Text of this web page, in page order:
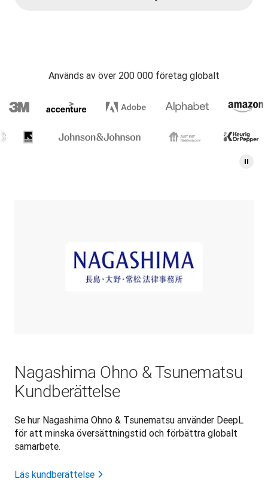
Används av över 200 000 företag globalt
Nagashima Ohno & Tsunematsu
Kundberättelse
Se hur Nagashima Ohno & Tsunematsu använder DeepL
för att minska översättningstid och förbättra globalt
samarbete.
Läs kundberättelse